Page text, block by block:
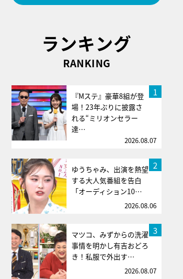
ランキング
RANKING
1
『Mステ』豪華8組が登
場！23年ぶりに披露さ
れる“ミリオンセラー
達…
2026.08.07
2
ゆうちゃみ、出演を熱望
する大人気番組を告白
「オーディション10…
2026.08.06
3
マツコ、みずからの洗濯
事情を明かし有吉おどろ
き！私服で外出す…
2026.08.07